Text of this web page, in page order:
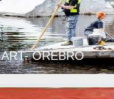
ÖREBRO